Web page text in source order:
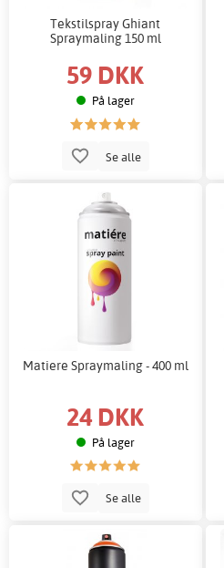
Tekstilspray Ghiant
Spraymaling 150 ml
59 DKK
På lager
Se alle
Matiere Spraymaling - 400 ml
24 DKK
På lager
Se alle